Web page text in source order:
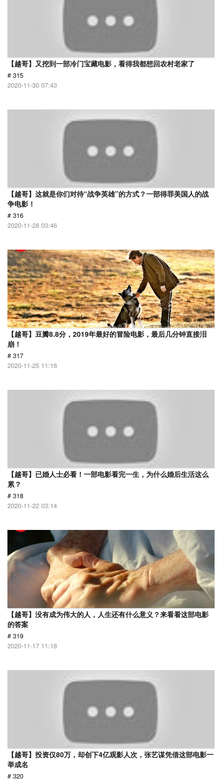
【越哥】又挖到一部冷门宝藏电影，看得我都想回农村老家了
# 315
2020-11-30 07:43
【越哥】这就是你们对待“战争英雄”的方式？一部得罪美国人的战
争电影！
# 316
2020-11-28 03:46
【越哥】豆瓣8.8分，2019年最好的冒险电影，最后几分钟直接泪
崩！
# 317
2020-11-25 11:16
【越哥】已婚人士必看！一部电影看完一生，为什么婚后生活这么
累？
# 318
2020-11-22 03:14
【越哥】没有成为伟大的人，人生还有什么意义？来看看这部电影
的答案
# 319
2020-11-17 11:18
【越哥】投资仅80万，却创下4亿观影人次，张艺谋凭借这部电影一
举成名
# 320